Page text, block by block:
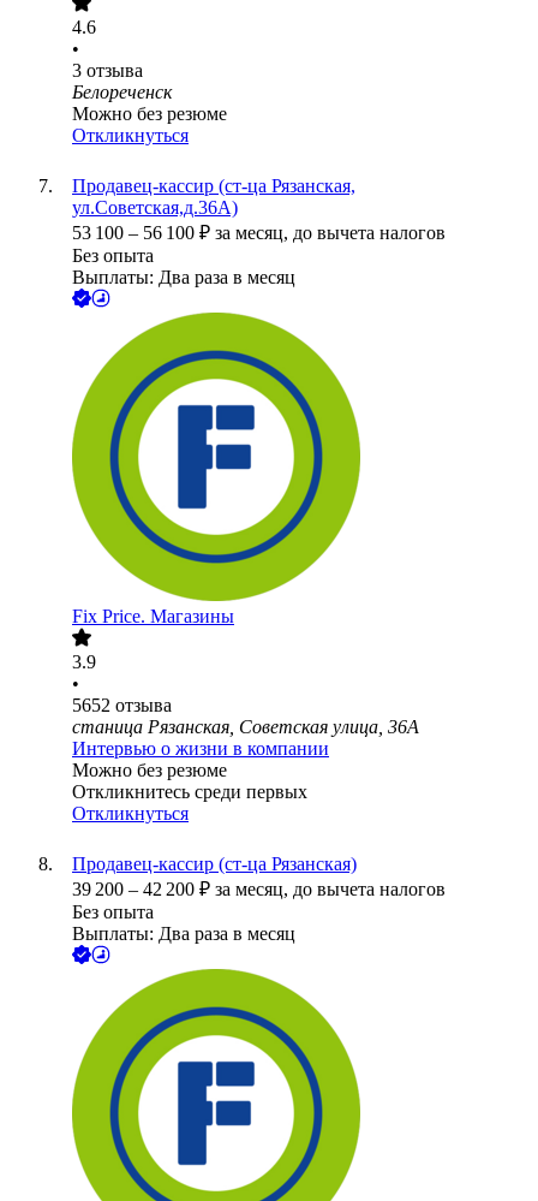
4.6
•
3 отзыва
Белореченск
Можно без резюме
Откликнуться
Продавец-кассир (ст-ца Рязанская,
ул.Советская,д.36А)
53 100 – 56 100 ₽ за месяц, до вычета налогов
Без опыта
Выплаты: Два раза в месяц
Fix Price. Магазины
3.9
•
5652 отзыва
станица Рязанская, Советская улица, 36А
Интервью о жизни в компании
Можно без резюме
Откликнитесь среди первых
Откликнуться
Продавец-кассир (ст-ца Рязанская)
39 200 – 42 200 ₽ за месяц, до вычета налогов
Без опыта
Выплаты: Два раза в месяц